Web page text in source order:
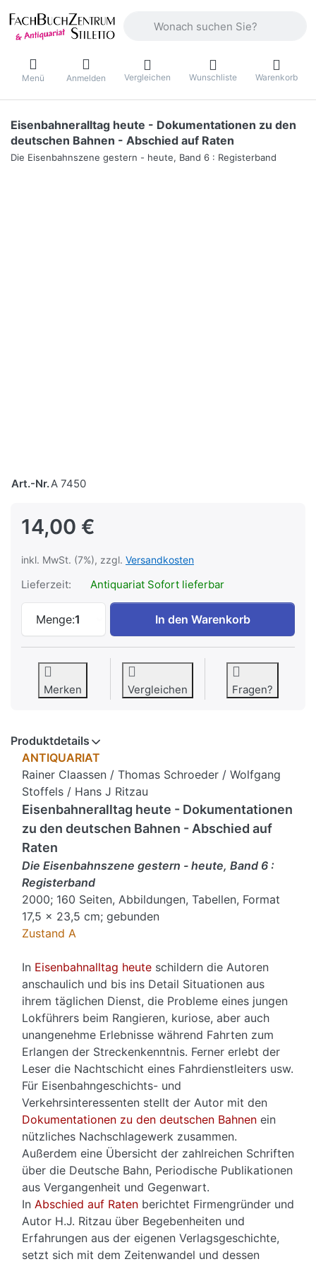
Menü Anmelden Vergleichen Wunschliste Warenkorb
Eisenbahneralltag heute - Dokumentationen zu den
deutschen Bahnen - Abschied auf Raten
Die Eisenbahnszene gestern - heute, Band 6 : Registerband
Art.-Nr.A 7450
14,00 €
inkl. MwSt. (7%), zzgl. Versandkosten
Lieferzeit: Antiquariat Sofort lieferbar
Menge:1
Eisenbahneralltag heute -
In den Warenkorb
Merken Vergleichen Fragen?
Produktdetails
ANTIQUARIAT
Rainer Claassen / Thomas Schroeder / Wolfgang
Stoffels / Hans J Ritzau
Eisenbahneralltag heute - Dokumentationen
zu den deutschen Bahnen - Abschied auf
Raten
Die Eisenbahnszene gestern - heute, Band 6 :
Registerband
2000; 160 Seiten, Abbildungen, Tabellen, Format
17,5 x 23,5 cm; gebunden
Zustand A
In Eisenbahnalltag heute schildern die Autoren
anschaulich und bis ins Detail Situationen aus
ihrem täglichen Dienst, die Probleme eines jungen
Lokführers beim Rangieren, kuriose, aber auch
unangenehme Erlebnisse während Fahrten zum
Erlangen der Streckenkenntnis. Ferner erlebt der
Leser die Nachtschicht eines Fahrdienstleiters usw.
Für Eisenbahngeschichts- und
Verkehrsinteressenten stellt der Autor mit den
Dokumentationen zu den deutschen Bahnen ein
nützliches Nachschlagewerk zusammen.
Außerdem eine Übersicht der zahlreichen Schriften
über die Deutsche Bahn, Periodische Publikationen
aus Vergangenheit und Gegenwart.
In Abschied auf Raten berichtet Firmengründer und
Autor H.J. Ritzau über Begebenheiten und
Erfahrungen aus der eigenen Verlagsgeschichte,
setzt sich mit dem Zeitenwandel und dessen